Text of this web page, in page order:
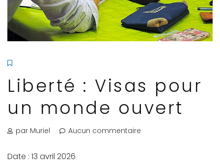
Liberté : Visas pour
un monde ouvert
par Muriel Aucun commentaire
Date : 13 avril 2026